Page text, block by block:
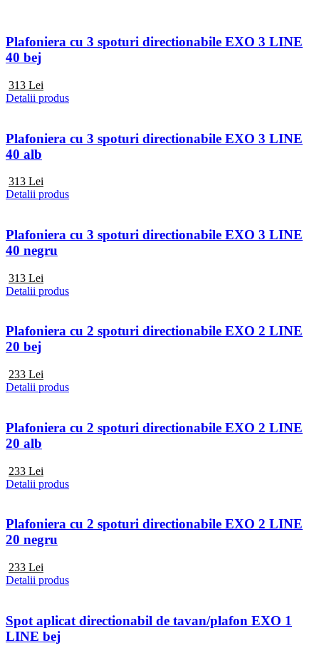
Plafoniera cu 3 spoturi directionabile EXO 3 LINE
40 bej
313 Lei
Detalii produs
Plafoniera cu 3 spoturi directionabile EXO 3 LINE
40 alb
313 Lei
Detalii produs
Plafoniera cu 3 spoturi directionabile EXO 3 LINE
40 negru
313 Lei
Detalii produs
Plafoniera cu 2 spoturi directionabile EXO 2 LINE
20 bej
233 Lei
Detalii produs
Plafoniera cu 2 spoturi directionabile EXO 2 LINE
20 alb
233 Lei
Detalii produs
Plafoniera cu 2 spoturi directionabile EXO 2 LINE
20 negru
233 Lei
Detalii produs
Spot aplicat directionabil de tavan/plafon EXO 1
LINE bej